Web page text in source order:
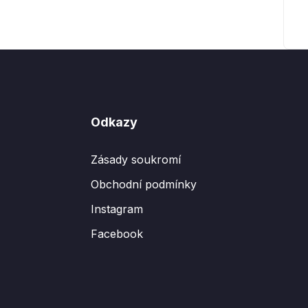
Odkazy
Zásady soukromí
Obchodní podmínky
Instagram
Facebook